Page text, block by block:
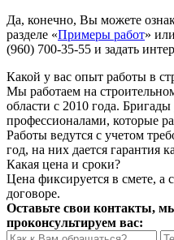
Да, конечно, Вы можете
разделе «Примеры работ»
(960) 700-35-55 и задать
Какой у вас опыт работы в
Мы работаем на
области с 2010 года.
профессионалами, которые
Работы ведутся с учетом
год, на них дается гарантия
Какая цена и сроки?
Цена фиксируется в смете, а
договоре.
Оставьте свои контакты,
проконсультируем вас: